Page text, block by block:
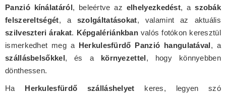
Panzió kínálatáról, beleértve az elhelyezkedést, aszobák
felszereltségét, a szolgáltatásokat, valamint az aktuális
szilveszteri árakat. Képgalériánkban valós fotókon keresztül
ismerkedhet meg a Herkulesfürdő Panzió hangulatával, a
szállásbelsőkkel, és a környezettel, hogy könnyebben
dönthessen.
Ha Herkulesfürdő szálláshelyet keres, legyen szó